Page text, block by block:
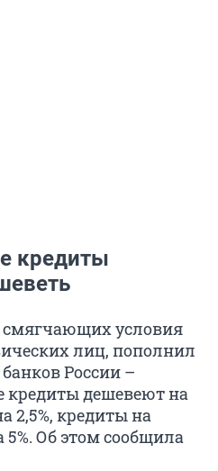
кредиты
смягчающих условия
лиц, пополнил
России –
кредиты дешевеют на
2,5%, кредиты на
5%. Об этом сообщила